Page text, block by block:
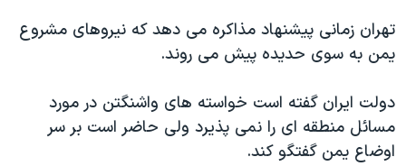
اعتراضات مردمی آبان ۹۸
اسرائیل در جنگ
همایش محافظه‌کاران آمریکا «سی‌پک»
صفحه‌های ویژه
تهران زمانی پیشنهاد مذاکره می دهد که نیروهای مشروع
یمن به سوی حدیده پیش می روند.
دولت ایران گفته است خواسته های واشنگتن در مورد
مسائل منطقه ای را نمی پذیرد ولی حاضر است بر سر
اوضاع یمن گفتگو کند.